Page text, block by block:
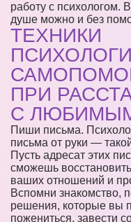
работу с психологом.
душе можно и без
ТЕХНИКИ
ПРИ
С
Пиши письма.
письма от руки —
Пусть адресат этих
сможешь
ваших отношений и
Вспомни знакомство,
решения, которые вы
пожениться, завести